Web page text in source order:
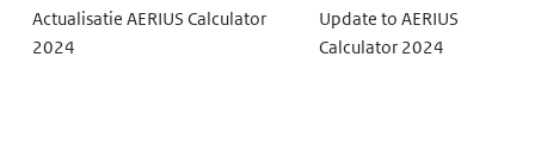
Actualisatie AERIUS Calculator
2024
Update to AERIUS
Calculator 2024